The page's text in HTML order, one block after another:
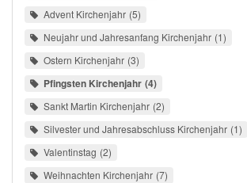
Advent Kirchenjahr 5
Neujahr und Jahresanfang Kirchenjahr 1
Ostern Kirchenjahr 3
Pfingsten Kirchenjahr 4
Sankt Martin Kirchenjahr 2
Silvester und Jahresabschluss Kirchenjahr 1
Valentinstag 2
Weihnachten Kirchenjahr 7